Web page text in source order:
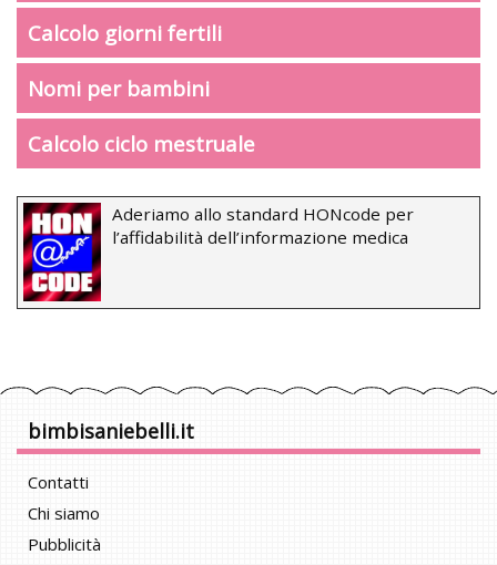
Calcolo giorni fertili
Nomi per bambini
Calcolo ciclo mestruale
Aderiamo allo standard HONcode per
l’affidabilità dell’informazione medica
bimbisaniebelli.it
Contatti
Chi siamo
Pubblicità